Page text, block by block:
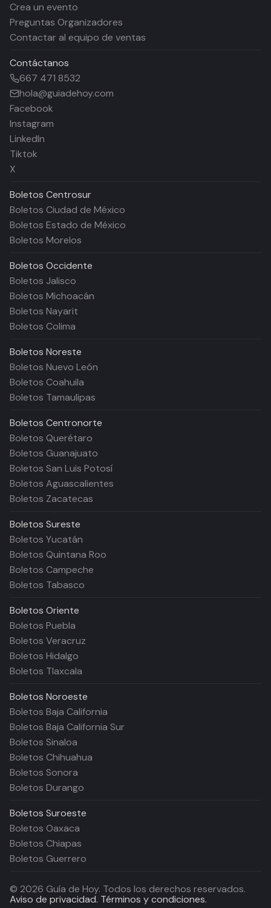
Crea un evento
Preguntas Organizadores
Contactar al equipo de ventas
Contáctanos
667 471 8532
hola@guiadehoy.com
Facebook
Instagram
LinkedIn
Tiktok
X
Boletos Centrosur
Boletos Ciudad de México
Boletos Estado de México
Boletos Morelos
Boletos Occidente
Boletos Jalisco
Boletos Michoacán
Boletos Nayarit
Boletos Colima
Boletos Noreste
Boletos Nuevo León
Boletos Coahuila
Boletos Tamaulipas
Boletos Centronorte
Boletos Querétaro
Boletos Guanajuato
Boletos San Luis Potosí
Boletos Aguascalientes
Boletos Zacatecas
Boletos Sureste
Boletos Yucatán
Boletos Quintana Roo
Boletos Campeche
Boletos Tabasco
Boletos Oriente
Boletos Puebla
Boletos Veracruz
Boletos Hidalgo
Boletos Tlaxcala
Boletos Noroeste
Boletos Baja California
Boletos Baja California Sur
Boletos Sinaloa
Boletos Chihuahua
Boletos Sonora
Boletos Durango
Boletos Suroeste
Boletos Oaxaca
Boletos Chiapas
Boletos Guerrero
© 2026 Guía de Hoy. Todos los derechos reservados.
Aviso de privacidad. Términos y condiciones.